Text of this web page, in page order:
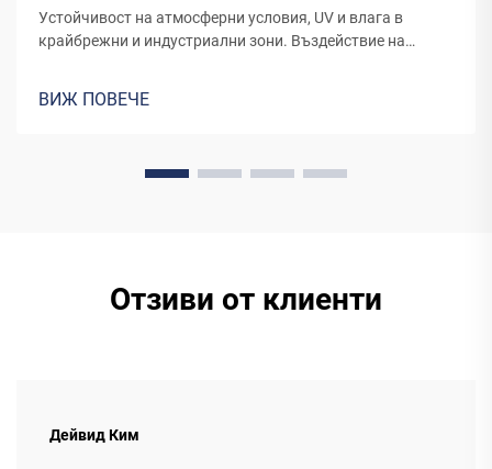
Устойчивост на атмосферни условия, UV и влага в
крайбрежни и индустриални зони. Въздействие на
поставени навън в крайбрежни райони или
ВИЖ ПОВЕЧЕ
Отзиви от клиенти
Дейвид Ким